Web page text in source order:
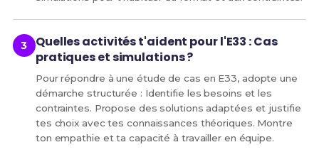
Quelles activités t'aident pour l'E33 : Cas
pratiques et simulations ?
Pour répondre à une étude de cas en E33, adopte une
démarche structurée : Identifie les besoins et les
contraintes. Propose des solutions adaptées et justifie
tes choix avec tes connaissances théoriques. Montre
ton empathie et ta capacité à travailler en équipe.